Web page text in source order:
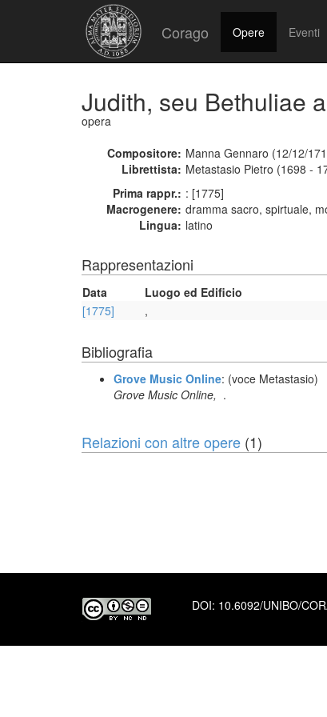
Corago Opere Eventi
Judith, seu Bethuliae
opera
Compositore: Manna Gennaro (12/12/
Librettista: Metastasio Pietro (1698 -
Prima rappr.: : [1775]
Macrogenere: dramma sacro, spirtuale,
Lingua: latino
Rappresentazioni
Data Luogo ed Edificio
[1775]
,
Bibliografia
Grove Music Online: (voce Metastasio)
Grove Music Online, .
Relazioni con altre opere (1)
DOI: 10.6092/UNIBO/